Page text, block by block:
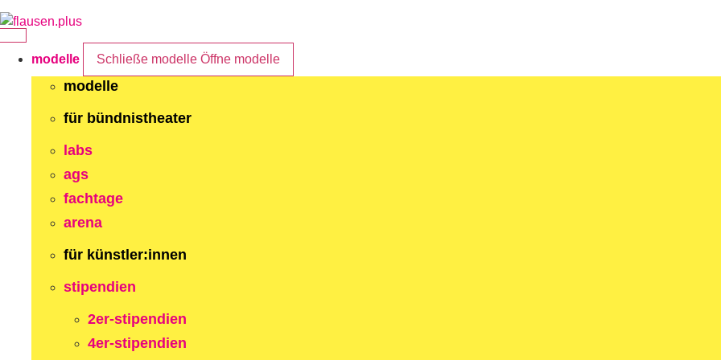
Zum
Inhalt
springenmodelle Schließe modelle Öffne modelle
modelle
für bündnistheater
labs
ags
fachtage
arena
für künstler:innen
stipendien
2er-stipendien
4er-stipendien